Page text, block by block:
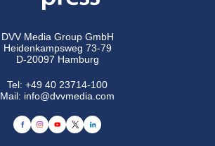
DVV Media Group GmbH
Heidenkampsweg 73-79
D-20097 Hamburg
Tel:+49 40 23714-100
Mail: info@dvvmedia.com